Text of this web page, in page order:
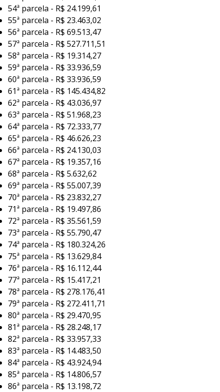
54ª parcela - R$ 24.199,61
55ª parcela - R$ 23.463,02
56ª parcela - R$ 69.513,47
57ª parcela - R$ 527.711,51
58ª parcela - R$ 19.314,27
59ª parcela - R$ 33.936,59
60ª parcela - R$ 33.936,59
61ª parcela - R$ 145.434,82
62ª parcela - R$ 43.036,97
63ª parcela - R$ 51.968,23
64ª parcela - R$ 72.333,77
65ª parcela - R$ 46.626,23
66ª parcela - R$ 24.130,03
67ª parcela - R$ 19.357,16
68ª parcela - R$ 5.632,62
69ª parcela - R$ 55.007,39
70ª parcela - R$ 23.832,27
71ª parcela - R$ 19.497,86
72ª parcela - R$ 35.561,59
73ª parcela - R$ 55.790,47
74ª parcela - R$ 180.324,26
75ª parcela - R$ 13.629,84
76ª parcela - R$ 16.112,44
77ª parcela - R$ 15.417,21
78ª parcela - R$ 278.176,41
79ª parcela - R$ 272.411,71
80ª parcela - R$ 29.470,95
81ª parcela - R$ 28.248,17
82ª parcela - R$ 33.957,33
83ª parcela - R$ 14.483,50
84ª parcela - R$ 43.924,94
85ª parcela - R$ 14.806,57
86ª parcela - R$ 13.198,72